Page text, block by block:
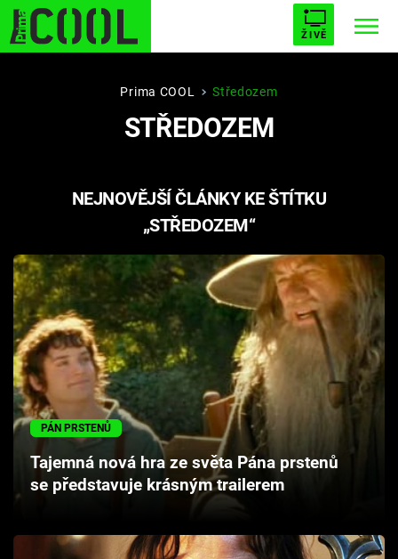
ŽIVĚ
STARHOUSE BUFFY, PŘEMOŽITELKA UPÍRŮ
PLNEJ KOTEL AVENGERS 5
Filmy
Seriály
Hry
Cool Esport
Pořady
Sledujte prima+
Prima COOL Středozem
STŘEDOZEM
NEJNOVĚJŠÍ ČLÁNKY KE ŠTÍTKU
„STŘEDOZEM“
PÁN PRSTENŮ
Tajemná nová hra ze světa Pána prstenů
se představuje krásným trailerem